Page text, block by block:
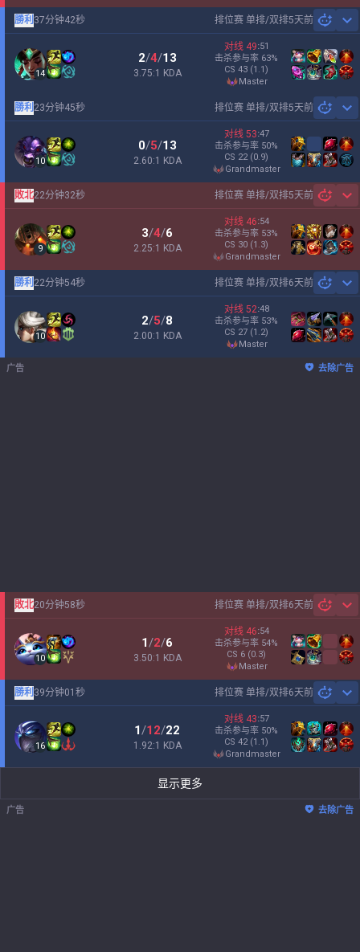
排位赛 单排/双排5天前
勝利 37分钟42秒
14
2/4/13
3.75:1 KDA
对线 49:51
击杀参与率 63%
CS 43 (1.1)
master
排位赛 单排/双排5天前
勝利 23分钟45秒
10
0/5/13
2.60:1 KDA
对线 53:47
击杀参与率 50%
CS 22 (0.9)
grandmaster
排位赛 单排/双排5天前
敗北22分钟32秒
9
3/4/6
2.25:1 KDA
对线 46:54
击杀参与率 53%
CS 30 (1.3)
grandmaster
排位赛 单排/双排6天前
勝利 22分钟54秒
10
2/5/8
2.00:1 KDA
对线 52:48
击杀参与率 53%
CS 27 (1.2)
master
广告 去除广告
排位赛 单排/双排6天前
敗北20分钟58秒
10
1/2/6
3.50:1 KDA
对线 46:54
击杀参与率 54%
CS 6 (0.3)
master
排位赛 单排/双排6天前
勝利 39分钟01秒
16
1/12/22
1.92:1 KDA
对线 43:57
击杀参与率 50%
CS 42 (1.1)
grandmaster
显示更多
广告 去除广告